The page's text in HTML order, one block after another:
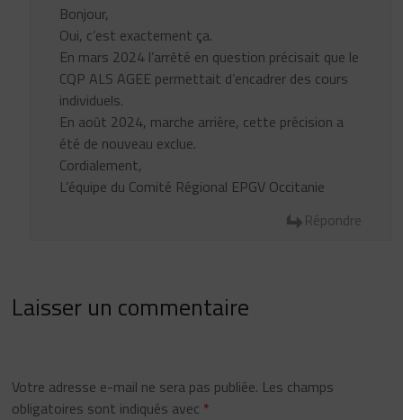
Bonjour,
Oui, c’est exactement ça.
En mars 2024 l’arrêté en question précisait que le
CQP ALS AGEE permettait d’encadrer des cours
individuels.
En août 2024, marche arrière, cette précision a
été de nouveau exclue.
Cordialement,
L’équipe du Comité Régional EPGV Occitanie
Répondre
Laisser un commentaire
Votre adresse e-mail ne sera pas publiée. Les champs
obligatoires sont indiqués avec *